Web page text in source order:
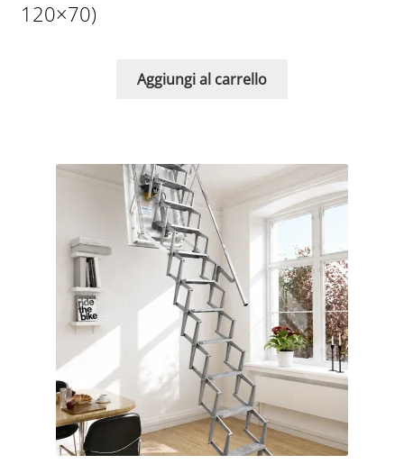
120×70)
Aggiungi al carrello